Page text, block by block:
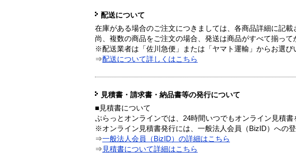
配送について
在庫がある場合のご注文につきましては、各商品詳細に記載
尚、複数の商品をご注文の場合、発送は商品がすべて揃って
※配送業者は「佐川急便」または「ヤマト運輸」からお選び
⇒配送について詳しくはこちら
見積書・請求書・納品書等の発行について
■見積書について
ぷらっとオンラインでは、24時間いつでもオンライン見積書
※オンライン見積書発行には、一般法人会員（BizID）への登
⇒一般法人会員（BizID）の詳細はこちら
⇒ 見積書について詳細はこちら